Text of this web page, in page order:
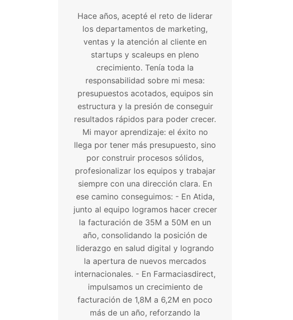
Hace años, acepté el reto de liderar
los departamentos de marketing,
ventas y la atención al cliente en
startups y scaleups en pleno
crecimiento. Tenía toda la
responsabilidad sobre mi mesa:
presupuestos acotados, equipos sin
estructura y la presión de conseguir
resultados rápidos para poder crecer.
Mi mayor aprendizaje: el éxito no
llega por tener más presupuesto, sino
por construir procesos sólidos,
profesionalizar los equipos y trabajar
siempre con una dirección clara. En
ese camino conseguimos: - En Atida,
junto al equipo logramos hacer crecer
la facturación de 35M a 50M en un
año, consolidando la posición de
liderazgo en salud digital y logrando
la apertura de nuevos mercados
internacionales. - En Farmaciasdirect,
impulsamos un crecimiento de
facturación de 1,8M a 6,2M en poco
más de un año, reforzando la